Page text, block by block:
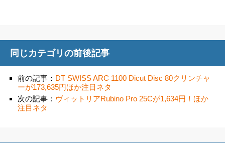
同じカテゴリの前後記事
前の記事： DT SWISS ARC 1100 Dicut Disc 80クリンチャ
ーが173,635円ほか注目ネタ
次の記事： ヴィットリアRubino Pro 25Cが1,634円！ほか
注目ネタ